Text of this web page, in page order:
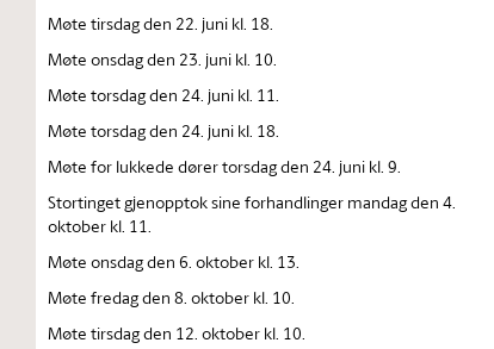
Møte tirsdag den 22. juni kl. 18.
Møte onsdag den 23. juni kl. 10.
Møte torsdag den 24. juni kl. 11.
Møte torsdag den 24. juni kl. 18.
Møte for lukkede dører torsdag den 24. juni kl. 9.
Stortinget gjenopptok sine forhandlinger mandag den 4.
oktober kl. 11.
Møte onsdag den 6. oktober kl. 13.
Møte fredag den 8. oktober kl. 10.
Møte tirsdag den 12. oktober kl. 10.